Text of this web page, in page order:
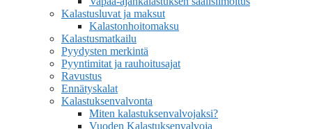
Kalastusluvat ja maksut
Kalastonhoitomaksu
Kalastusmatkailu
Pyydysten merkintä
Pyyntimitat ja rauhoitusajat
Ravustus
Ennätyskalat
Kalastuksenvalvonta
Miten kalastuksenvalvojaksi?
Vuoden Kalastuksenvalvoja